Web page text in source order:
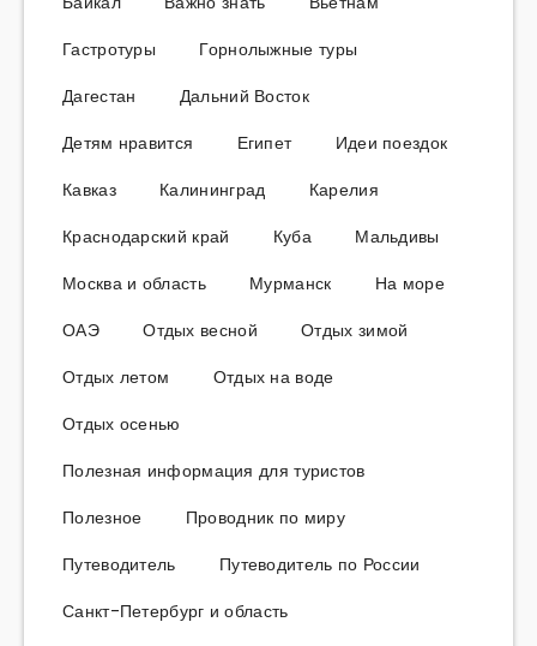
Гастротуры
Горнолыжные туры
Дагестан
Дальний Восток
Детям нравится
Египет
Идеи поездок
Кавказ
Калининград
Карелия
Краснодарский край
Куба
Мальдивы
Москва и область
Мурманск
На море
ОАЭ
Отдых весной
Отдых зимой
Отдых летом
Отдых на воде
Отдых осенью
Полезная информация для туристов
Полезное
Проводник по миру
Путеводитель
Путеводитель по России
Санкт-Петербург и область